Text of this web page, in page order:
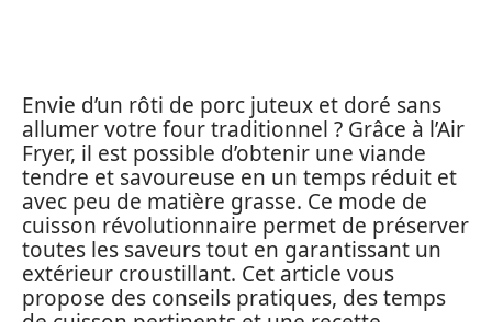
Envie d’un rôti de porc juteux et doré sans
allumer votre four traditionnel ? Grâce à l’Air
Fryer, il est possible d’obtenir une viande
tendre et savoureuse en un temps réduit et
avec peu de matière grasse. Ce mode de
cuisson révolutionnaire permet de préserver
toutes les saveurs tout en garantissant un
extérieur croustillant. Cet article vous
propose des conseils pratiques, des temps